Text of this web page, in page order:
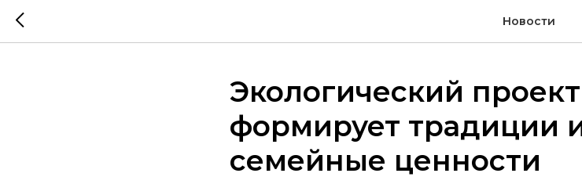
Новости
Экологический
формирует традиции
семейные ценности